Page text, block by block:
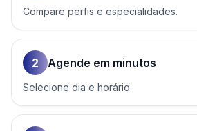
Compare perfis e especialidades.
2 Agende em minutos
Selecione dia e horário.